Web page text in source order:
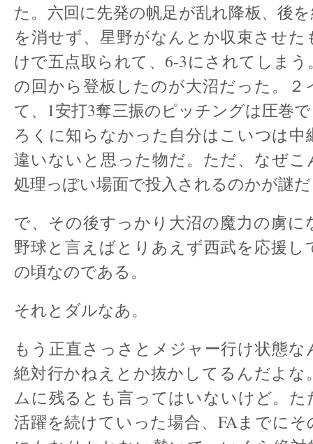
た。六回に先発の帆足が乱れ降板、後
を消せず、星野がなんとか収束させた
けで五点取られて、6-3にされてしま
の回から登板したのが大沼だった。２
て、1安打3奪三振のピッチングは圧巻
ろくに知らなかった自分はこいつは中
違いないと思った物だ。ただ、なぜこ
処理っぽい場面で投入されるのかが謎
で、その後すっかり大沼の魔力の虜に
野球と言えばとりあえず西武を応援し
の頃なのである。
それとダルなあ。
もう正直さっさとメジャー行け状態
絶対行かねえとか抜かしてるんだよな
ムに残るとも言ってはいないけど。た
活躍を続けていった場合、FAまでにそ